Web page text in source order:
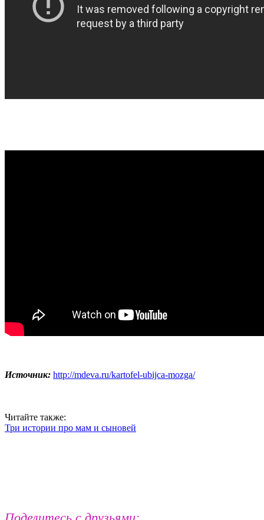
Источник: http://mdeva.ru/kartofel-ubijca-mozga/
Читайте также:
Три истории про мам и сыновей